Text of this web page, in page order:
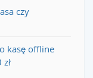
czy
kasę offline